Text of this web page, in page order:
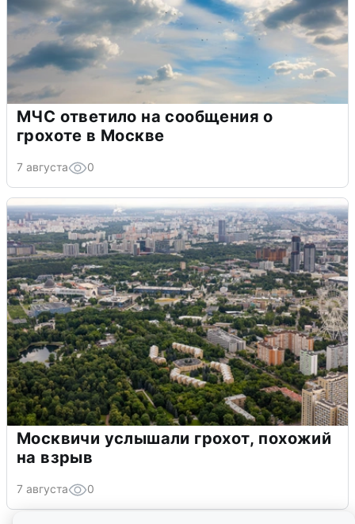
МЧС ответило на сообщения о
грохоте в Москве
7 августа 0
Москвичи услышали грохот, похожий
на взрыв
7 августа 0